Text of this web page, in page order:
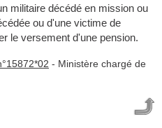
militaire décédé en mission ou
ou d'une victime de
le versement d'une pension.
- Ministère chargé de